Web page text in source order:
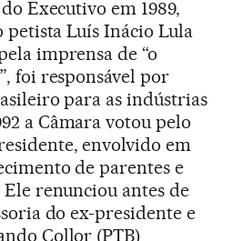
Executivo em 1989,
petista Luís Inácio Lula
imprensa de “o
foi responsável por
para as indústrias
a Câmara votou pelo
envolvido em
de parentes e
renunciou antes de
do ex-presidente e
Collor (PTB)